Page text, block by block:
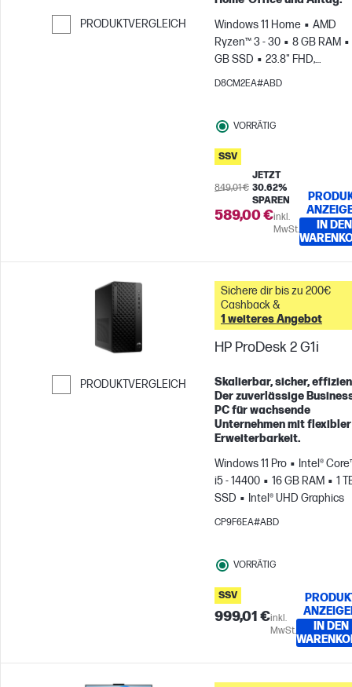
PRODUKTVERGLEICH
Weiter zum Vergleichen
Windows 11 Home
AMD
Ryzen™ 3 - 30
8 GB RAM
GB SSD
23.8" FHD,
100Hz
AMD Radeon™-
D8CM2EA#ABD
VORRÄTIG
SSV
849,01 €
JETZT
30.62%
SPAREN
589,00 €inkl.
MwSt.
IN DEN
PRODUKTVERGLEICH
Weiter zum Vergleichen
Sichere dir bis zu 200€
Cashback &
1 weiteres Angebot
HP ProDesk 2 G1i
Skalierbar, sicher,
Der zuverlässige
PC für wachsende
Unternehmen mit flexibler
Erweiterbarkeit.
Windows 11 Pro
Intel®
i5 - 14400
16 GB RAM
1
SSD
Intel® UHD Graphics
CP9F6EA#ABD
VORRÄTIG
SSV
999,01 €inkl.
MwSt.
IN DEN